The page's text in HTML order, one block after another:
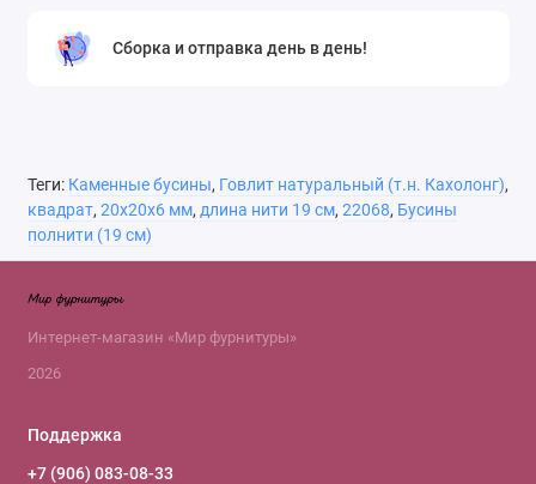
Сборка и отправка день в день!
Теги: Каменные бусины, Говлит натуральный (т.н. Кахолонг),
квадрат, 20х20х6 мм, длина нити 19 см, 22068, Бусины
полнити (19 см)
Интернет-магазин «Мир фурнитуры»
2026
Поддержка
+7 (906) 083-08-33